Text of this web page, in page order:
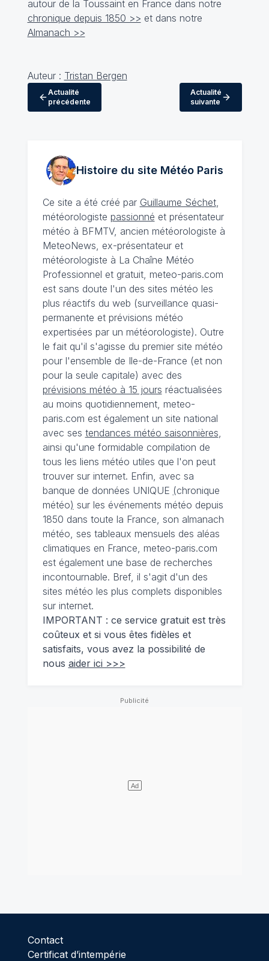
autour de la Toussaint en France dans notre
chronique depuis 1850 >> et dans notre
Almanach >>
Auteur : Tristan Bergen
Actualité
précédente
Actualité
suivante
Histoire du site MétéoParis
Ce site a été créé par Guillaume Séchet,
météorologiste passionné et présentateur
météo à BFMTV, ancien météorologiste à
MeteoNews, ex-présentateur et
météorologiste à La Chaîne Météo
Professionnel et gratuit, meteo-paris.com
est sans doute l'un des sites météo les
plus réactifs du web (surveillance quasi-
permanente et prévisions météo
expertisées par un météorologiste). Outre
le fait qu'il s'agisse du premier site météo
pour l'ensemble de Ile-de-France (et non
pour la seule capitale) avec des
prévisions météo à 15 jours réactualisées
au moins quotidiennement, meteo-
paris.com est également un site national
avec ses tendances météo saisonnières,
ainsi qu'une formidable compilation de
tous les liens météo utiles que l'on peut
trouver sur internet. Enfin, avec sa
banque de données UNIQUE (chronique
météo) sur les événements météo depuis
1850 dans toute la France, son almanach
météo, ses tableaux mensuels des aléas
climatiques en France, meteo-paris.com
est également une base de recherches
incontournable. Bref, il s'agit d'un des
sites météo les plus complets disponibles
sur internet.
IMPORTANT : ce service gratuit est très
coûteux et si vous êtes fidèles et
satisfaits, vous avez la possibilité de
nous aider ici >>>
Contact
Certificat d’intempérie